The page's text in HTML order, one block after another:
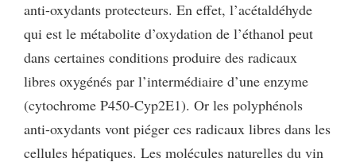
anti-oxydants protecteurs. En effet, l’acétaldéhyde
qui est le métabolite d’oxydation de l’éthanol peut
dans certaines conditions produire des radicaux
libres oxygénés par l’intermédiaire d’une enzyme
(cytochrome P450-Cyp2E1). Or les polyphénols
anti-oxydants vont piéger ces radicaux libres dans les
cellules hépatiques. Les molécules naturelles du vin